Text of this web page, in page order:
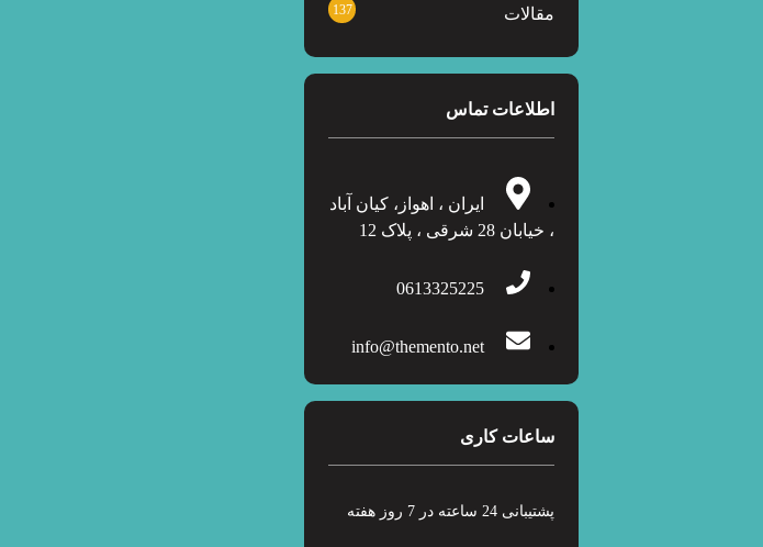
مقالات 137
اطلاعات تماس
ایران ، اهواز، کیان آباد
، خیابان 28 شرقی ، پلاک 12
0613325225
info@themento.net
ساعات کاری
پشتیبانی 24 ساعته در 7 روز هفته